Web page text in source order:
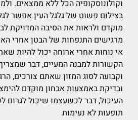
וקולונוסקופיה הכל ללא ממצאים.
בצילום פשוט של גלגל העין אפשר
מוקדם ולראות את הסיבה המדויקת
מרגישים התנפחות של הבטן אחרי
אי נוחות אחרי ארוחה יכול להיות
הקשורות למבנה המעיים, דבר
וקבועה לסוג המזון שאתם צורכים,
ובדיקת באמצעות אבחון מוקדם
העיכול, דבר לכשעצמו שיכול לגרום
תופעות לא נעימות